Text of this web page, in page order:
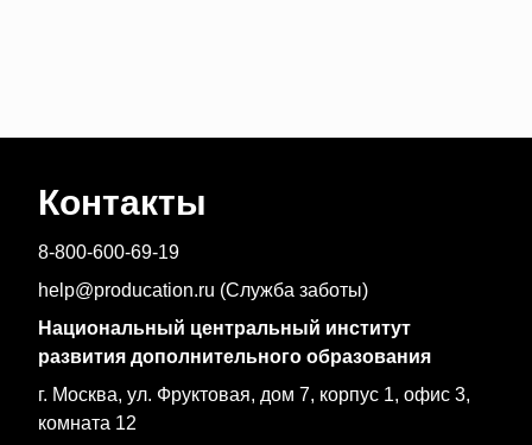
Контакты
8-800-600-69-19
help@producation.ru (Служба заботы)
Национальный центральный институт
развития дополнительного образования
г. Москва, ул. Фруктовая, дом 7, корпус 1, офис 3,
комната 12